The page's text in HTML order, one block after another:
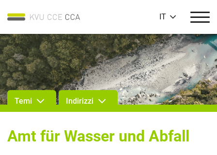
IT
Temi Indirizzi
Amt für Wasser und Abfall